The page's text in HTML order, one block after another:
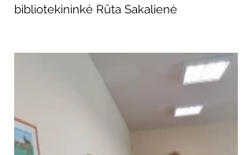
bibliotekininkė Rūta Sakalienė